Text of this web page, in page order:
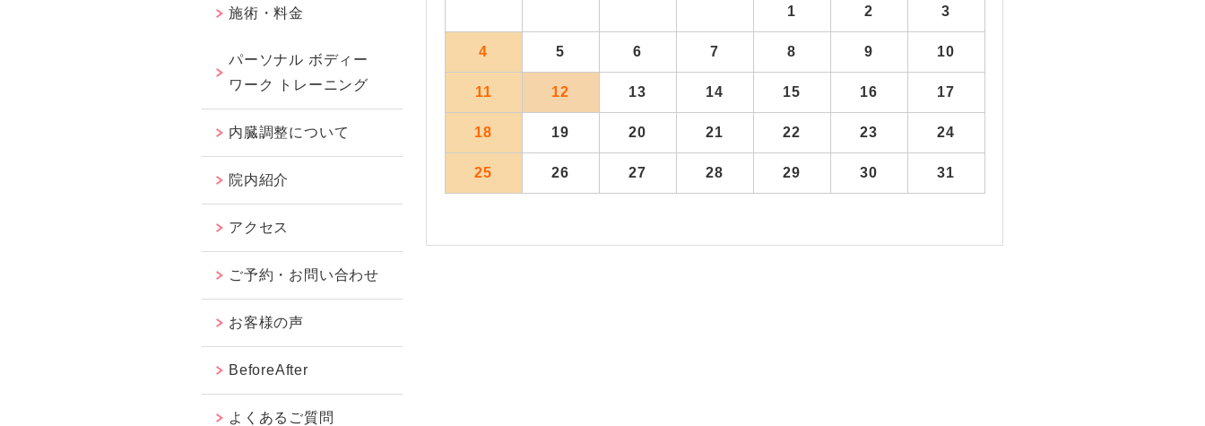
1 2 3
4 5 6 7 8 9 10
11 12 13 14 15 16 17
18 19 20 21 22 23 24
25 26 27 28 29 30 31
施術・料金
パーソナル ボディー
ワーク トレーニング
内臓調整について
院内紹介
アクセス
ご予約・お問い合わせ
お客様の声
BeforeAfter
よくあるご質問